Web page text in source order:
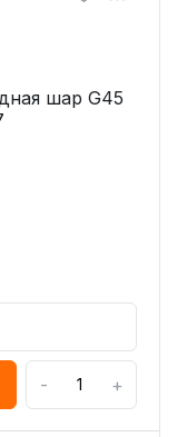
шар G45
- +